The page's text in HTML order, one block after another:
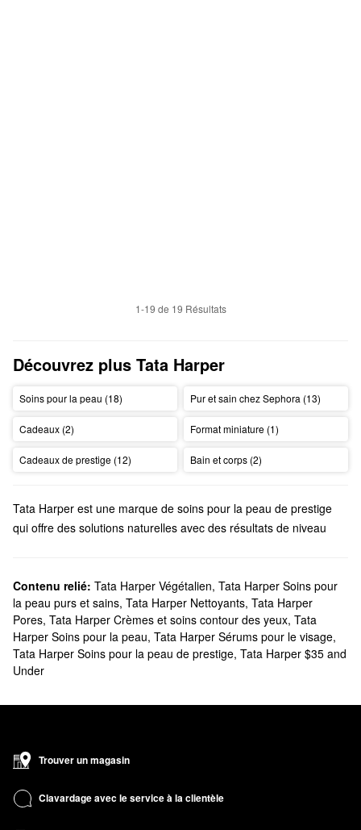
1-19 de 19 Résultats
Découvrez plus Tata Harper
Soins pour la peau (18) Pur et sain chez Sephora (13)
Cadeaux (2) Format miniature (1)
Cadeaux de prestige (12) Bain et corps (2)
Tata Harper est une marque de soins pour la peau de prestige
qui offre des solutions naturelles avec des résultats de niveau
offre des formules fiables pour chaque étape de votre rituel.
Est-ce que Sephora offre Tata Harper?
Vous pouvez trouver de nombreux essentiels de soins pour la
peaude Tata Harper chez Sephora. À la recherche d’un nouvel
hydratant? Parcourez les formules parfaites pour lisser, illuminer,
Cherchez-vous à résoudre un problème plus précis avec unsoin
à cibler les taches pigmentaires et à ajouter de l’éclat.
Fait de microsphères d’abricot et de BHA, le
Contenu relié: Tata Harper Végétalien, Tata Harper Soins pour
la peau purs et sains, Tata Harper Nettoyants, Tata Harper
Pores, Tata Harper Crèmes et soins contour des yeux, Tata
Harper Soins pour la peau, Tata Harper Sérums pour le visage,
Tata Harper Soins pour la peau de prestige, Tata Harper $35 and
Under
Trouver un magasin
Clavardage avec le service à la clientèle